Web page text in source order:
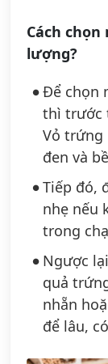
Cách
lượng?
Để chọn
thì trước
Vỏ trứng
đen và
Tiếp đó,
nhẹ nếu
trong
Ngược
quả
nhẵn
để lâu,